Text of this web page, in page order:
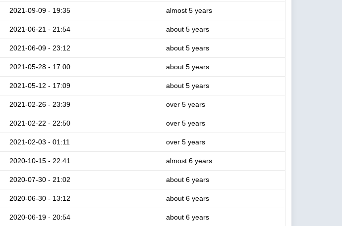
2021-09-09 - 19:35 almost 5 years
2021-06-21 - 21:54 about 5 years
2021-06-09 - 23:12 about 5 years
2021-05-28 - 17:00 about 5 years
2021-05-12 - 17:09 about 5 years
2021-02-26 - 23:39 over 5 years
2021-02-22 - 22:50 over 5 years
2021-02-03 - 01:11 over 5 years
2020-10-15 - 22:41 almost 6 years
2020-07-30 - 21:02 about 6 years
2020-06-30 - 13:12 about 6 years
2020-06-19 - 20:54 about 6 years